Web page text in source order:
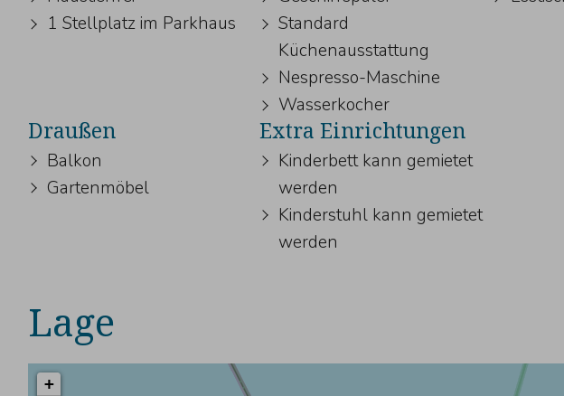
1 Stellplatz im Parkhaus
Standard
Küchenausstattung
Nespresso-Maschine
Wasserkocher
Draußen
Balkon
Gartenmöbel
Extra Einrichtungen
Kinderbett kann gemietet
werden
Kinderstuhl kann gemietet
werden
Lage
+